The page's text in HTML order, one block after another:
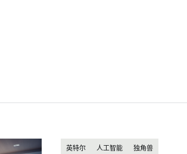
英特尔 人工智能 独角兽